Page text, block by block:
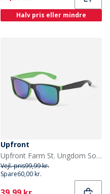
Halv pris eller mindre
Upfront
Upfront Farm St. Ungdom Solbriller Black Green
Vejl. pris99,99 kr.
Spare60,00 kr.